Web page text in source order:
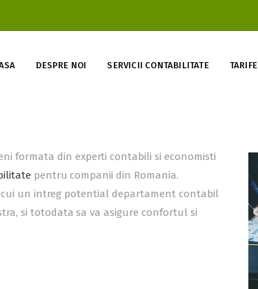
DESPRE NOI SERVICII CONTABILITATE TARIFE
formata din experti contabili si economisti
pentru companii din Romania.
un intreg potential departament contabil
si totodata sa va asigure confortul si